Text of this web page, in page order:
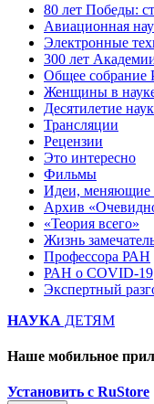
80 лет Победы:
Авиационная
Электронные
300 лет
Общее собрание
Женщины в
Десятилетие
Трансляции
Рецензии
Это интересно
Фильмы
Идеи, меняющие
Архив
«Теория всего»
Жизнь
Профессора РАН
РАН о COVID-19
Экспертный
НАУКА ДЕТЯМ
Наше мобильное
Установить с RuStore